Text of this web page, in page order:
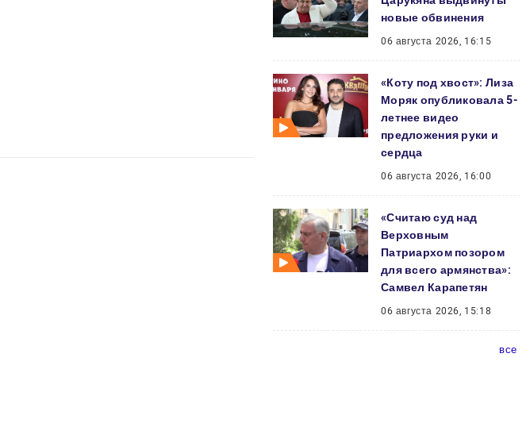
новые обвинения
06 августа 2026, 16:15
«Коту под хвост»: Лиза
Моряк опубликовала 5-
летнее видео
предложения руки и
сердца
06 августа 2026, 16:00
«Считаю суд над
Верховным
Патриархом позором
для всего армянства»:
Самвел Карапетян
06 августа 2026, 15:18
все